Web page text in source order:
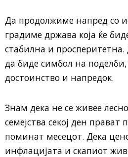
Да продолжиме напред со
градиме држава која ќе
стабилна и
да биде симбол на
достоинство и напредок.
Знам дека не се живее
семејства секој ден прават
поминат месецот. Дека
инфлацијата и скапиот